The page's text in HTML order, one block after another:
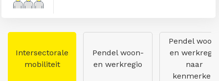
Intersectorale
mobiliteit
Pendel woon-
en werkregio
Pendel
en werkregio
naar
kenmerken